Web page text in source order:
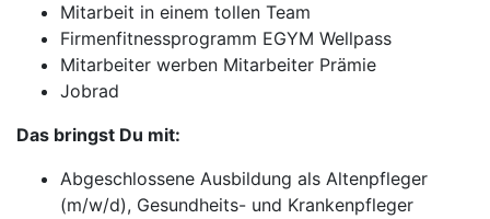
Mitarbeit in einem tollen Team
Firmenfitnessprogramm EGYM Wellpass
Mitarbeiter werben Mitarbeiter Prämie
Jobrad
Das bringst Du mit:
Abgeschlossene Ausbildung als Altenpfleger
(m/w/d), Gesundheits- und Krankenpfleger